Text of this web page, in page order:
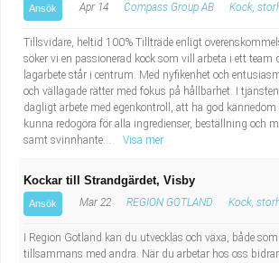
Säkerhetsarbete
Tekniskt arbete
Transport
Informatör/Kommunikatör
Brevbärare
Sjuksköterska, grundutbildad
Kock, storhushåll
Undersköterska, vård- o
Bibliotekarie
Ansök Apr 14 Compass Group AB Kock,
Tillsvidare, heltid 100% Tillträde enligt
söker vi en passionerad kock som vill arbeta i ett team
lagarbete står i centrum. Med nyfikenhet och
och vällagade rätter med fokus på hållbarhet. I
dagligt arbete med egenkontroll, att ha god kännedom
kunna redogöra för alla ingredienser, beställning och
samt svinnhante...
Visa mer
Kockar till Strandgärdet, Visby
Ansök Mar 22 REGION GOTLAND Kock,
I Region Gotland kan du utvecklas och växa, både
tillsammans med andra. När du arbetar hos oss